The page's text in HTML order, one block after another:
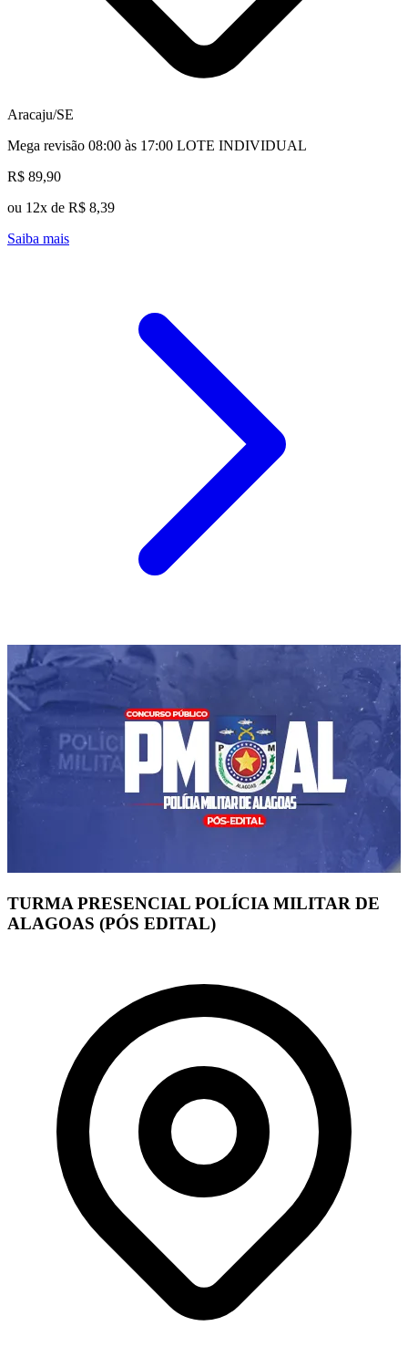
Aracaju/SE
Mega revisão 08:00 às 17:00 LOTE INDIVIDUAL
R$ 89,90
ou 12x de R$ 8,39
Saiba mais
TURMA PRESENCIAL POLÍCIA MILITAR DE
ALAGOAS (PÓS EDITAL)